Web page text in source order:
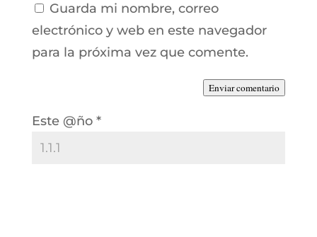
Guarda mi nombre, correo
electrónico y web en este navegador
para la próxima vez que comente.
Enviar comentario
Este @ño *